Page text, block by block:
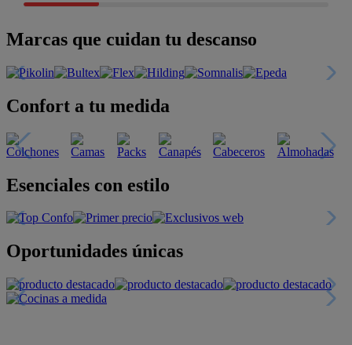
Marcas que cuidan tu descanso
Confort a tu medida
Esenciales con estilo
Oportunidades únicas